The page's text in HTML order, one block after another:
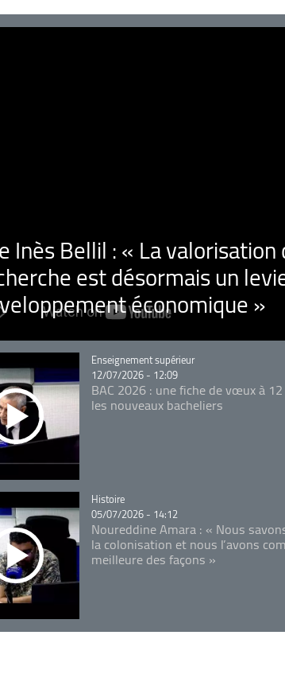
Inès Bellil : « La valorisation
est désormais un
économique »
Catégorie
Enseignement supérieur
12/07/2026 - 12:09
BAC 2026 : une fiche de vœux à
les nouveaux bacheliers
Catégorie
Histoire
05/07/2026 - 14:12
Noureddine Amara : « Nous
la colonisation et nous l’avons
meilleure des façons »